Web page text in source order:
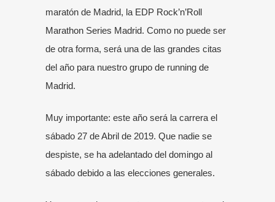
maratón de Madrid, la EDP Rock’n’Roll
Marathon Series Madrid. Como no puede ser
de otra forma, será una de las grandes citas
del año para nuestro grupo de running de
Madrid.
Muy importante: este año será la carrera el
sábado 27 de Abril de 2019. Que nadie se
despiste, se ha adelantado del domingo al
sábado debido a las elecciones generales.